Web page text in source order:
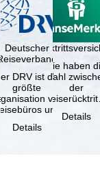
Deutscher
DRV ist die
größte
von
und
in …
Details
Sie haben
Wahl
der
(inklusive
Details